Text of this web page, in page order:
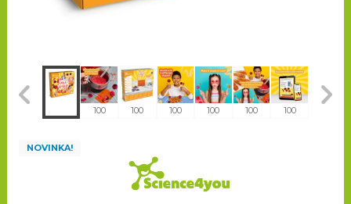
100 100 100 100 100 100
NOVINKA!